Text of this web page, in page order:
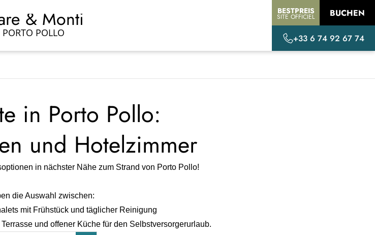
& Monti
PORTO POLLO
BESTPREIS
SITE OFFICIEL BUCHEN
+33 6 74 92 67 74
in Porto Pollo:
und Hotelzimmer
in nächster Nähe zum Strand von Porto Pollo!
die Auswahl zwischen:
mit Frühstück und täglicher Reinigung
und offener Küche für den Selbstversorgerurlaub.